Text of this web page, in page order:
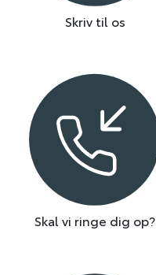
Skriv til os
Skal vi ringe dig op?